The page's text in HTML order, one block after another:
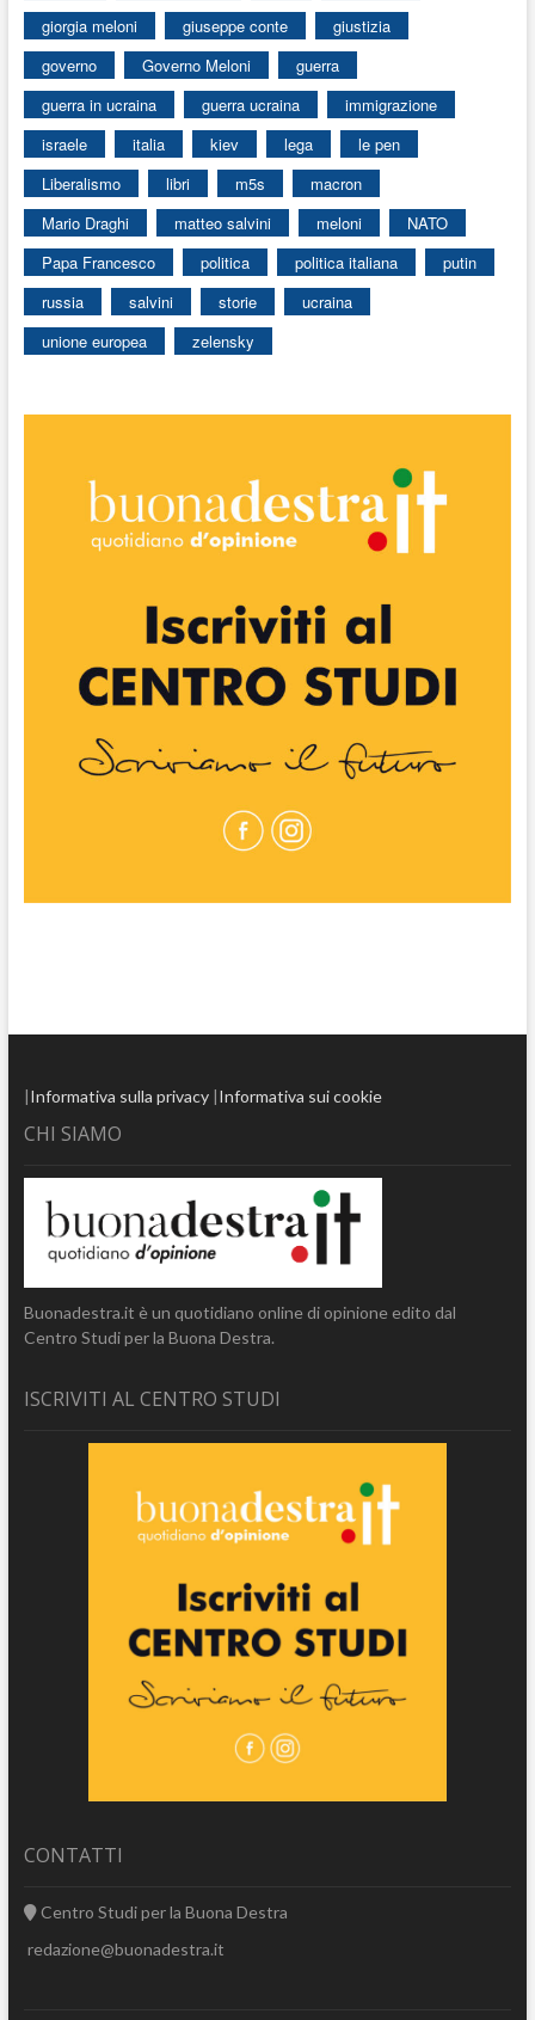
giorgia meloni
giuseppe conte
giustizia
governo
Governo Meloni
guerra
guerra in ucraina
guerra ucraina
immigrazione
israele
italia kiev lega
le pen
Liberalismo
libri m5s
macron
Mario Draghi
matteo salvini meloni
NATO
Papa Francesco
politica politica italiana
putin
russia
salvini storie
ucraina
unione europea
zelensky
|Informativa sulla privacy|Informativa sui cookie
CHI SIAMO
Buonadestra.it è un quotidiano online di opinione edito dal
Centro Studi per la Buona Destra.
ISCRIVITI AL CENTRO STUDI
CONTATTI
Centro Studi per la Buona Destra
redazione@buonadestra.it